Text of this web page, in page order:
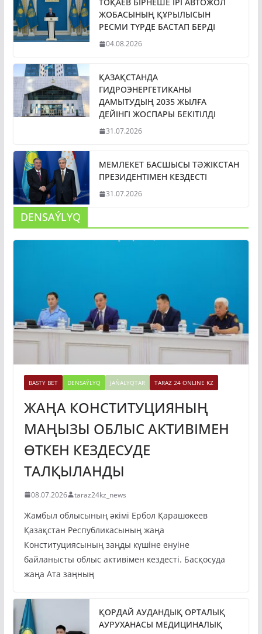
ЖОБАСЫНЫҢ ҚҰРЫЛЫСЫН
РЕСМИ ТҮРДЕ БАСТАП БЕРДІ
ГИДРОЭНЕРГЕТИКАНЫ
ДАМЫТУДЫҢ 2035 ЖЫЛҒА
ДЕЙІНГІ ЖОСПАРЫ БЕКІТІЛДІ
ПРЕЗИДЕНТІМЕН КЕЗДЕСТІ
31.07.2026
DENSAÝLYQ
BASTY BET DENSAÝLYQ JAŃALYQTAR TARAZ 24 ONLINE KZ
ЖАҢА КОНСТИТУЦИЯНЫҢ
МАҢЫЗЫ ОБЛЫС АКТИВІМЕН
ӨТКЕН КЕЗДЕСУДЕ
ТАЛҚЫЛАНДЫ
Қазақстан Республикасының жаңа
Конституциясының заңды күшіне енуіне
байланысты облыс активімен кездесті. Басқосуда
жаңа Ата заңның
АУРУХАНАСЫ МЕДИЦИНАЛЫҚ
СЕРПІЛІС ЖАСАДЫ